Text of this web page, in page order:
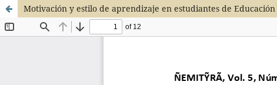
Motivación y estilo de aprendizaje en estudiantes de